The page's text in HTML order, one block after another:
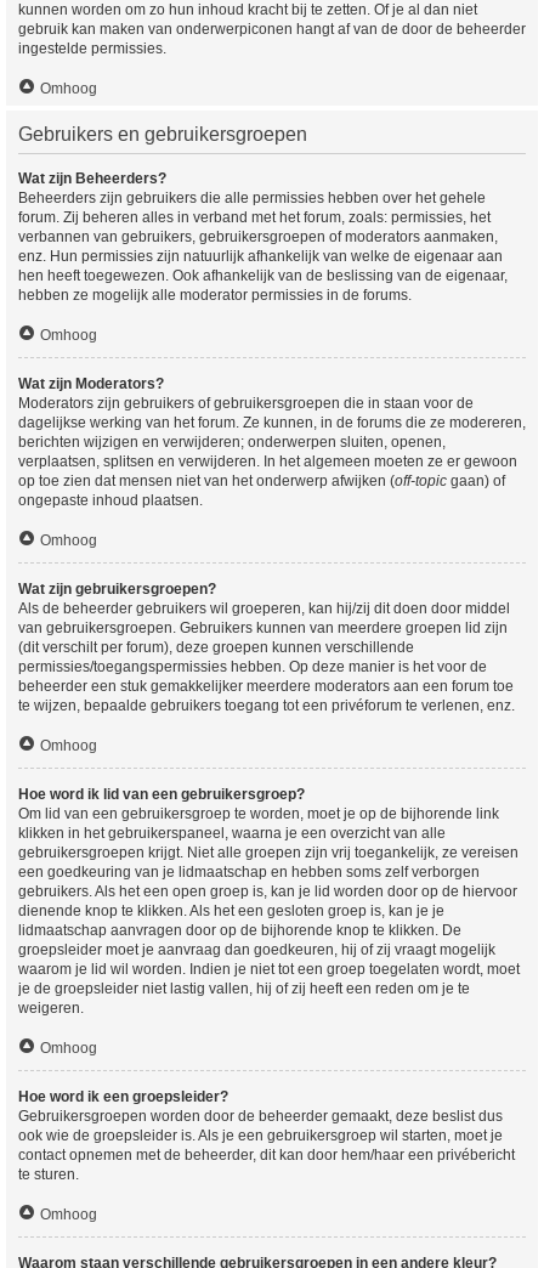
kunnen worden om zo hun inhoud kracht bij te zetten. Of je al dan niet
gebruik kan maken van onderwerpiconen hangt af van de door de beheerder
ingestelde permissies.
Omhoog
Gebruikers en gebruikersgroepen
Wat zijn Beheerders?
Beheerders zijn gebruikers die alle permissies hebben over het gehele
forum. Zij beheren alles in verband met het forum, zoals: permissies, het
verbannen van gebruikers, gebruikersgroepen of moderators aanmaken,
enz. Hun permissies zijn natuurlijk afhankelijk van welke de eigenaar aan
hen heeft toegewezen. Ook afhankelijk van de beslissing van de eigenaar,
hebben ze mogelijk alle moderator permissies in de forums.
Omhoog
Wat zijn Moderators?
Moderators zijn gebruikers of gebruikersgroepen die in staan voor de
dagelijkse werking van het forum. Ze kunnen, in de forums die ze modereren,
berichten wijzigen en verwijderen; onderwerpen sluiten, openen,
verplaatsen, splitsen en verwijderen. In het algemeen moeten ze er gewoon
op toe zien dat mensen niet van het onderwerp afwijken (off-topic gaan) of
ongepaste inhoud plaatsen.
Omhoog
Wat zijn gebruikersgroepen?
Als de beheerder gebruikers wil groeperen, kan hij/zij dit doen door middel
van gebruikersgroepen. Gebruikers kunnen van meerdere groepen lid zijn
(dit verschilt per forum), deze groepen kunnen verschillende
permissies/toegangspermissies hebben. Op deze manier is het voor de
beheerder een stuk gemakkelijker meerdere moderators aan een forum toe
te wijzen, bepaalde gebruikers toegang tot een privéforum te verlenen, enz.
Omhoog
Hoe word ik lid van een gebruikersgroep?
Om lid van een gebruikersgroep te worden, moet je op de bijhorende link
klikken in het gebruikerspaneel, waarna je een overzicht van alle
gebruikersgroepen krijgt. Niet alle groepen zijn vrij toegankelijk, ze vereisen
een goedkeuring van je lidmaatschap en hebben soms zelf verborgen
gebruikers. Als het een open groep is, kan je lid worden door op de hiervoor
dienende knop te klikken. Als het een gesloten groep is, kan je je
lidmaatschap aanvragen door op de bijhorende knop te klikken. De
groepsleider moet je aanvraag dan goedkeuren, hij of zij vraagt mogelijk
waarom je lid wil worden. Indien je niet tot een groep toegelaten wordt, moet
je de groepsleider niet lastig vallen, hij of zij heeft een reden om je te
weigeren.
Omhoog
Hoe word ik een groepsleider?
Gebruikersgroepen worden door de beheerder gemaakt, deze beslist dus
ook wie de groepsleider is. Als je een gebruikersgroep wil starten, moet je
contact opnemen met de beheerder, dit kan door hem/haar een privébericht
te sturen.
Omhoog
Waarom staan verschillende gebruikersgroepen in een andere kleur?